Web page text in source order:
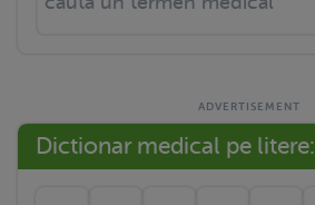
Dictionar medical pe litere: